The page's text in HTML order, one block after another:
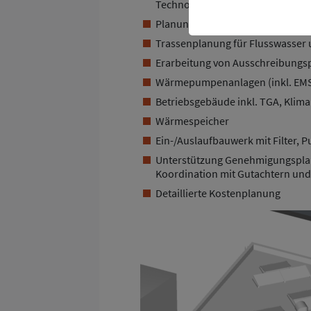
Technologien
Planung von Ein-/
Trassenplanung für
Erarbeitung von
Wärmepumpenanlagen (inkl.
Betriebsgebäude inkl. TGA,
Wärmespeicher
Ein-/Auslaufbauwerk mit Filter,
Unterstützung
Koordination mit Gutachtern
Detaillierte Kostenplanung